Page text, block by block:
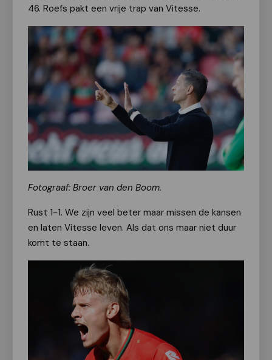
46. Roefs pakt een vrije trap van Vitesse.
Fotograaf: Broer van den Boom.
Rust 1-1. We zijn veel beter maar missen de kansen
en laten Vitesse leven. Als dat ons maar niet duur
komt te staan.